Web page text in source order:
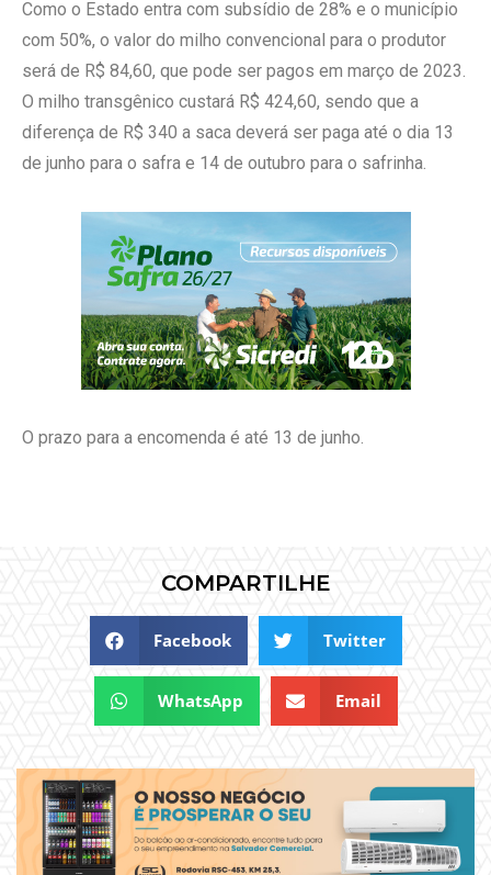
Como o Estado entra com subsídio de 28% e o município
com 50%, o valor do milho convencional para o produtor
será de R$ 84,60, que pode ser pagos em março de 2023.
O milho transgênico custará R$ 424,60, sendo que a
diferença de R$ 340 a saca deverá ser paga até o dia 13
de junho para o safra e 14 de outubro para o safrinha.
O prazo para a encomenda é até 13 de junho.
COMPARTILHE
Facebook Twitter
WhatsApp Email